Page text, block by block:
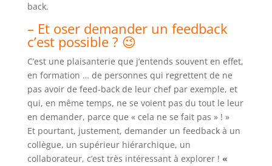
back.
– Et oser demander un feedback
c’est possible ? 😉
C’est une plaisanterie que j’entends souvent en effet,
en formation … de personnes qui regrettent de ne
pas avoir de feed-back de leur chef par exemple, et
qui, en même temps, ne se voient pas du tout le leur
en demander, parce que « cela ne se fait pas » ! »
Et pourtant, justement, demander un feedback à un
collègue, un supérieur hiérarchique, un
collaborateur, c’est très intéressant à explorer ! «